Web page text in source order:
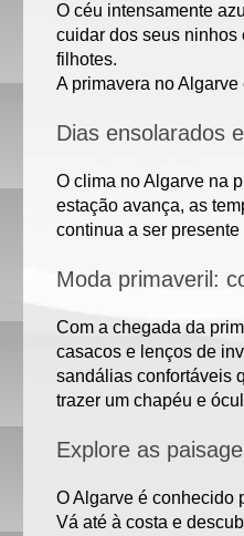
O céu intensamente
cuidar dos seus ninhos
filhotes.
A primavera no
Dias ensolarados
O clima no Algarve na
estação avança, as
continua a ser
Moda primaveril:
Com a chegada da
casacos e lenços de
sandálias confortáveis
trazer um chapéu e
Explore as
O Algarve é conhecido
Vá até à costa e